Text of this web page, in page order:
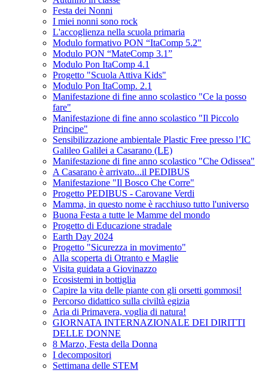
Festa dei Nonni
I miei nonni sono rock
L'accoglienza nella scuola primaria
Modulo formativo PON “ItaComp 5.2"
Modulo PON “MateComp 3.1”
Modulo Pon ItaComp 4.1
Progetto "Scuola Attiva Kids"
Modulo Pon ItaComp. 2.1
Manifestazione di fine anno scolastico "Ce la posso
fare"
Manifestazione di fine anno scolastico "Il Piccolo
Principe"
Sensibilizzazione ambientale Plastic Free presso l’IC
Galileo Galilei a Casarano (LE)
Manifestazione di fine anno scolastico "Che Odissea"
A Casarano è arrivato...il PEDIBUS
Manifestazione "Il Bosco Che Corre"
Progetto PEDIBUS - Carovane Verdi
Mamma, in questo nome è racchiuso tutto l'universo
Buona Festa a tutte le Mamme del mondo
Progetto di Educazione stradale
Earth Day 2024
Progetto "Sicurezza in movimento"
Alla scoperta di Otranto e Maglie
Visita guidata a Giovinazzo
Ecosistemi in bottiglia
Capire la vita delle piante con gli orsetti gommosi!
Percorso didattico sulla civiltà egizia
Aria di Primavera, voglia di natura!
GIORNATA INTERNAZIONALE DEI DIRITTI
DELLE DONNE
8 Marzo, Festa della Donna
I decompositori
Settimana delle STEM